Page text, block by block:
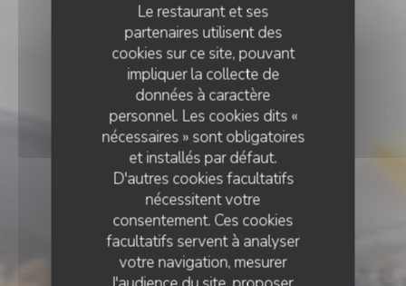
Le restaurant et ses
partenaires utilisent des
cookies sur ce site, pouvant
impliquer la collecte de
données à caractère
personnel. Les cookies dits «
nécessaires » sont obligatoires
et installés par défaut.
D'autres cookies facultatifs
nécessitent votre
consentement. Ces cookies
facultatifs servent à analyser
votre navigation, mesurer